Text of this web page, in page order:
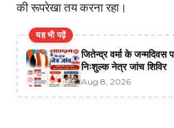
की रूपरेखा तय करना रहा।
यह भी पढ़ें
जितेन्द्र वर्मा के
निःशुल्क नेत्र जांच शिविर
Aug 8, 2026